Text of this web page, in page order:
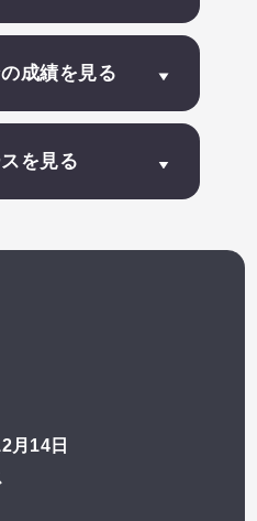
成績を見る
を見る
月14日